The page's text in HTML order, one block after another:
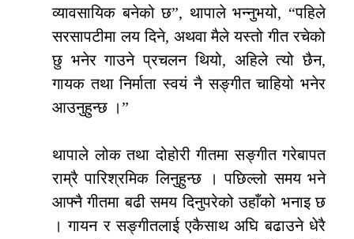
व्यावसायिक बनेको छ”, थापाले भन्नुभयो, “पहिले
सरसापटीमा लय दिने, अथवा मैले यस्तो गीत रचेको
छु भनेर गाउने प्रचलन थियो, अहिले त्यो छैन,
गायक तथा निर्माता स्वयं नै सङ्गीत चाहियो भनेर
आउनुहुन्छ ।”
थापाले लोक तथा दोहोरी गीतमा सङ्गीत गरेबापत
राम्रै पारिश्रमिक लिनुहुन्छ । पछिल्लो समय भने
आफ्नै गीतमा बढी समय दिनुपरेको उहाँको भनाइ छ
। गायन र सङ्गीतलाई एकैसाथ अघि बढाउने धेरै